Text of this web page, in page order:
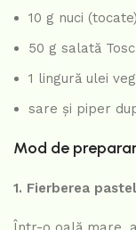
10 g nuci (tocate)
50 g salată
1 lingură ulei
sare și piper
Mod de
1. Fierberea